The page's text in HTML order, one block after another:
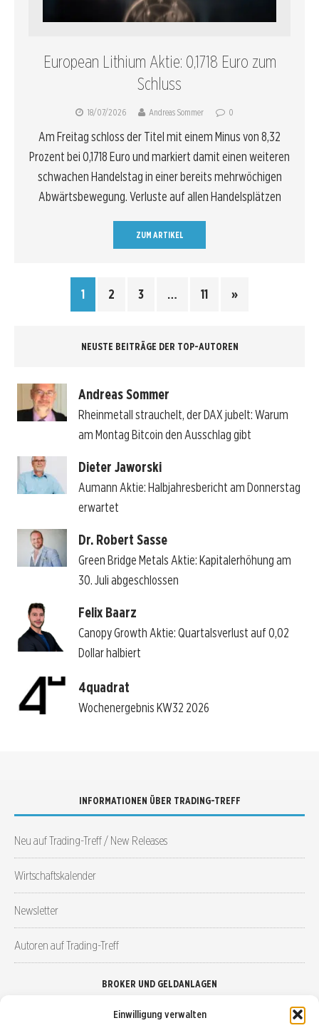
Einwilligung verwalten
European Lithium Aktie: 0,1718 Euro zum
Schluss
18/07/2026 Andreas Sommer 0
Am Freitag schloss der Titel mit einem Minus von 8,32
Prozent bei 0,1718 Euro und markiert damit einen weiteren
schwachen Handelstag in einer bereits mehrwöchigen
Abwärtsbewegung. Verluste auf allen Handelsplätzen
ZUM ARTIKEL
1 2 3 … 11 »
NEUSTE BEITRÄGE DER TOP-AUTOREN
Andreas Sommer
Rheinmetall strauchelt, der DAX jubelt: Warum
am Montag Bitcoin den Ausschlag gibt
Dieter Jaworski
Aumann Aktie: Halbjahresbericht am Donnerstag
erwartet
Dr. Robert Sasse
Green Bridge Metals Aktie: Kapitalerhöhung am
30. Juli abgeschlossen
Felix Baarz
Canopy Growth Aktie: Quartalsverlust auf 0,02
Dollar halbiert
4quadrat
Wochenergebnis KW32 2026
INFORMATIONEN ÜBER TRADING-TREFF
Neu auf Trading-Treff / New Releases
Wirtschaftskalender
Newsletter
Autoren auf Trading-Treff
BROKER UND GELDANLAGEN